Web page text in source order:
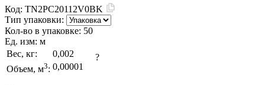
Код: TN2PC20112V0BK
Тип упаковки:
Кол-во в упаковке: 50
Ед. изм: м
Вес, кг:
0,002
Объем, м3: 0,00001
?